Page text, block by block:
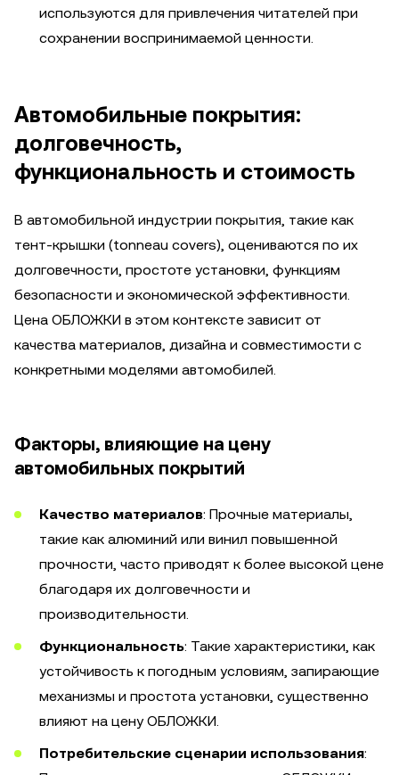
используются для привлечения читателей при
сохранении воспринимаемой ценности.
Автомобильные покрытия:
долговечность,
функциональность и стоимость
В автомобильной индустрии покрытия, такие как
тент-крышки (tonneau covers), оцениваются по их
долговечности, простоте установки, функциям
безопасности и экономической эффективности.
Цена ОБЛОЖКИ в этом контексте зависит от
качества материалов, дизайна и совместимости с
конкретными моделями автомобилей.
Факторы, влияющие на цену
автомобильных покрытий
Качество материалов: Прочные материалы,
такие как алюминий или винил повышенной
прочности, часто приводят к более высокой цене
благодаря их долговечности и
производительности.
Функциональность: Такие характеристики, как
устойчивость к погодным условиям, запирающие
механизмы и простота установки, существенно
влияют на цену ОБЛОЖКИ.
Потребительские сценарии использования: